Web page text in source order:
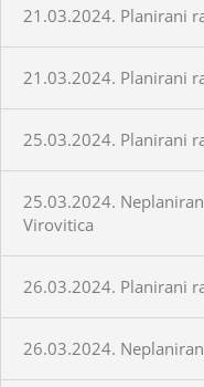
21.03.2024. Planirani
21.03.2024. Planirani
25.03.2024. Planirani
25.03.2024.
Virovitica
26.03.2024. Planirani
26.03.2024.